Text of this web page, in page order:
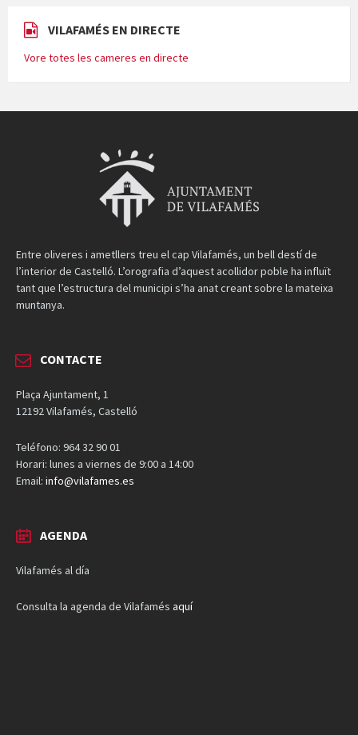
VILAFAMÉS EN DIRECTE
Vore totes les cameres en directe
Entre oliveres i ametllers treu el cap Vilafamés, un bell destí de
l’interior de Castelló. L’orografia d’aquest acollidor poble ha influït
tant que l’estructura del municipi s’ha anat creant sobre la mateixa
muntanya.
CONTACTE
Plaça Ajuntament, 1
12192 Vilafamés, Castelló
Teléfono: 964 32 90 01
Horari: lunes a viernes de 9:00 a 14:00
Email: info@vilafames.es
AGENDA
Vilafamés al día
Consulta la agenda de Vilafamés aquí